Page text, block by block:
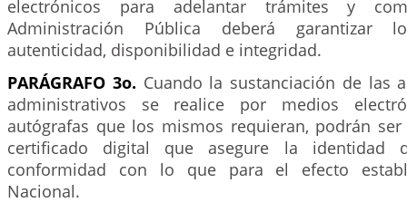
electrónicos para adelantar trámites y
Administración Pública deberá garantizar
autenticidad, disponibilidad e integridad.
PARÁGRAFO 3o. Cuando la sustanciación de las
administrativos se realice por medios
autógrafas que los mismos requieran, podrán
certificado digital que asegure la identidad
conformidad con lo que para el efecto
Nacional.